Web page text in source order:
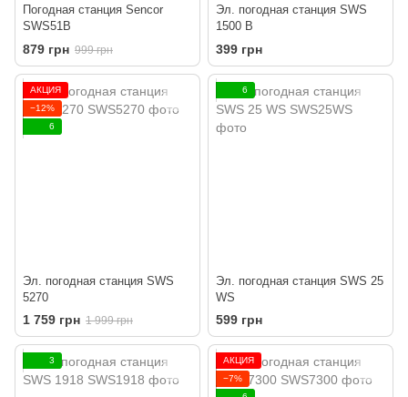
Погодная станция Sencor
SWS51B
879 грн 999 грн
Эл. погодная станция SWS
1500 B
399 грн
АКЦИЯ
−12%
6
Эл. погодная станция SWS
5270
1 759 грн 1 999 грн
6
Эл. погодная станция SWS 25
WS
599 грн
3
АКЦИЯ
−7%